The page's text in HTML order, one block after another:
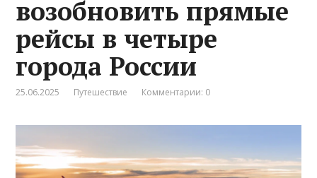
возобновить прямые
рейсы в четыре
города России
25.06.2025 Путешествие Комментарии: 0